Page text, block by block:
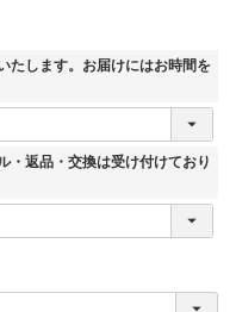
たします。お届けにはお時間を
・返品・交換は受け付けており